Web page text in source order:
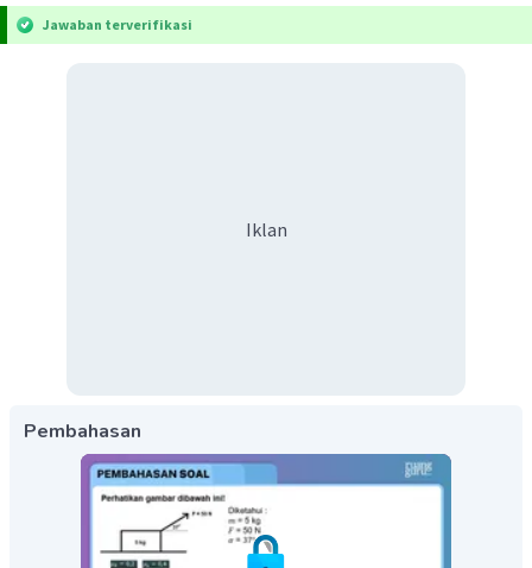
Jawaban terverifikasi
Iklan
Pembahasan